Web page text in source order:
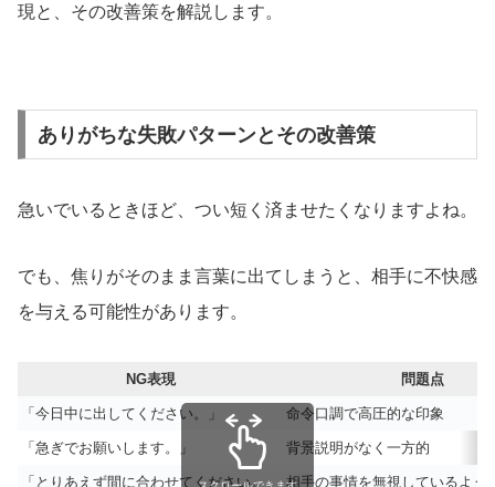
現と、その改善策を解説します。
ありがちな失敗パターンとその改善策
急いでいるときほど、つい短く済ませたくなりますよね。
でも、焦りがそのまま言葉に出てしまうと、相手に不快感
を与える可能性があります。
NG表現 問題点
「今日中に出してください。」 命令口調で高圧的な印象
「急ぎでお願いします。」 背景説明がなく一方的
「とりあえず間に合わせてください。」 相手の事情を無視しているよう